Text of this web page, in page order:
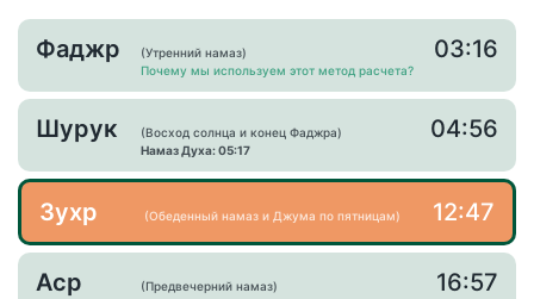
Фаджр
(Утренний намаз)
Почему мы используем этот метод расчета?
03:16
Шурук
(Восход солнца и конец Фаджра)
Намаз Духа: 05:17
04:56
Зухр (Обеденный намаз и Джума по пятницам) 12:47
Аср (Предвечерний намаз) 16:57